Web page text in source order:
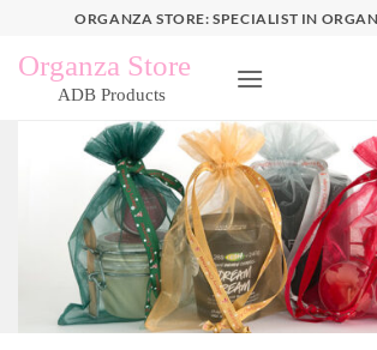
inhoud
ORGANZA STORE: SPECIALIST IN